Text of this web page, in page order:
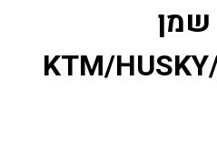
שמן
KTM/